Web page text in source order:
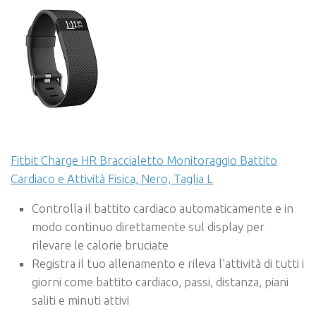
Fitbit Charge HR Braccialetto Monitoraggio Battito
Cardiaco e Attività Fisica, Nero, Taglia L
Controlla il battito cardiaco automaticamente e in
modo continuo direttamente sul display per
rilevare le calorie bruciate
Registra il tuo allenamento e rileva l’attività di tutti i
giorni come battito cardiaco, passi, distanza, piani
saliti e minuti attivi